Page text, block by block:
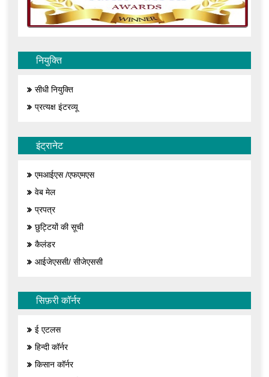
नियुक्ति
सीधी नियुक्ति
प्रत्यक्ष इंटरव्यू
इंट्रानेट
एमआईएस /एफएमएस
वेब मेल
प्रपत्र
छुट्टियों की सूची
कैलंडर
आईजेएससी/ सीजेएससी
सिफ़री कॉर्नर
ई एटलस
हिन्दी कॉर्नर
किसान कॉर्नर